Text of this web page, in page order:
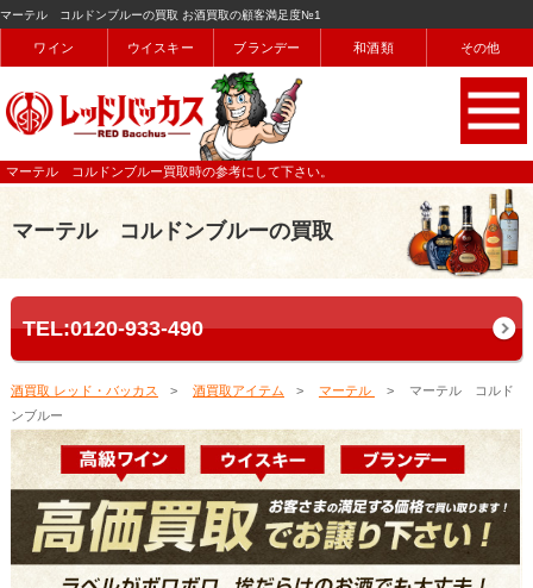
マーテル コルドンブルーの買取 お酒買取の顧客満足度№1
ワイン ウイスキー ブランデー 和酒類 その他
マーテル コルドンブルー買取時の参考にして下さい。
マーテル コルドンブルーの買取
TEL:0120-933-490
酒買取 レッド・バッカス 酒買取アイテム マーテル
マーテル コルド
ンブルー